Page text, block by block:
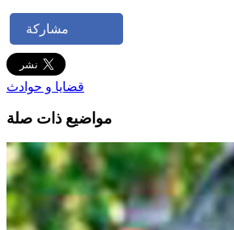
مشاركة
قضايا و حوادث
مواضيع ذات صلة